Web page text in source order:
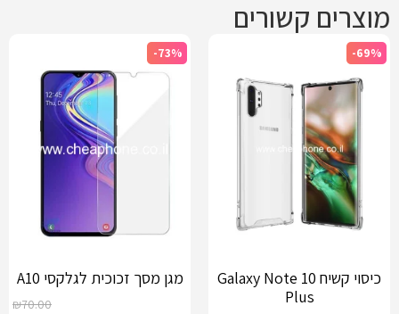
מוצרים קשורים
-69%
כיסוי קשיח Galaxy Note 10
Plus
-73%
מגן מסך זכוכית לגלקסי A10
₪70.00